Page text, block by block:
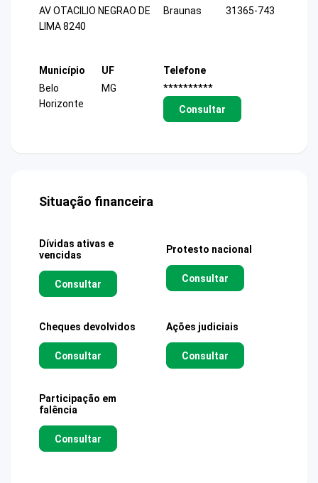
AV OTACILIO NEGRAO DE
LIMA 8240
Braunas
31365-743
Município
Belo
Horizonte
UF
MG
Telefone
**********
Consultar
Situação financeira
Dívidas ativas e
vencidas
Consultar
Protesto nacional
Consultar
Cheques devolvidos
Consultar
Ações judiciais
Consultar
Participação em
falência
Consultar